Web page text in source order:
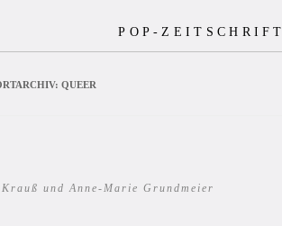
POP-ZEITSCHRIFT
QUEER
und Anne-Marie Grundmeier